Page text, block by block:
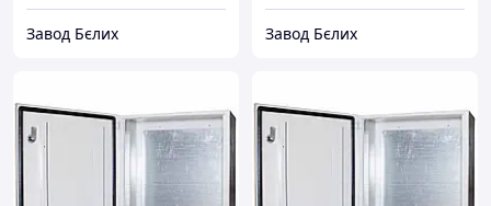
Завод Бєлих Завод Бєлих